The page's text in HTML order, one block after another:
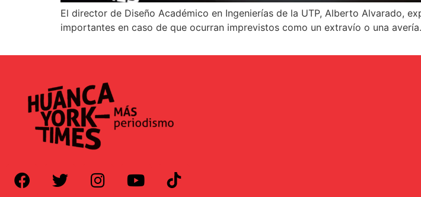
El director de Diseño Académico en Ingenierías de la UTP, Alberto Alvarado,
importantes en caso de que ocurran imprevistos como un extravío o una avería.